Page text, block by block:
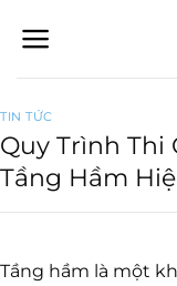
qua
TIN TỨC
Quy Trình Thi
Tầng Hầm
Tầng hầm là một